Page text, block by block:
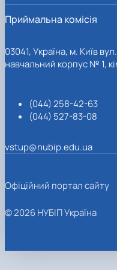
Приймальна комісія
03041, Україна, м. Київ
навчальний корпус № 1,
(044) 258-42-63
(044) 527-83-08
vstup@nubip.edu.ua
Офіційний портал сайту
© 2026 НУБІП Україна